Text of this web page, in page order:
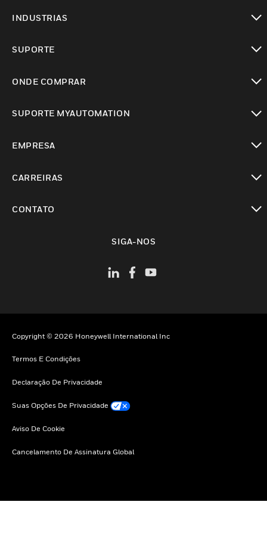
INDUSTRIAS
SUPORTE
ONDE COMPRAR
SUPORTE MYAUTOMATION
EMPRESA
CARREIRAS
CONTATO
SIGA-NOS
Copyright © 2026 Honeywell International Inc
Termos E Condições
Declaração De Privacidade
Suas Opções De Privacidade
Aviso De Cookie
Cancelamento De Assinatura Global